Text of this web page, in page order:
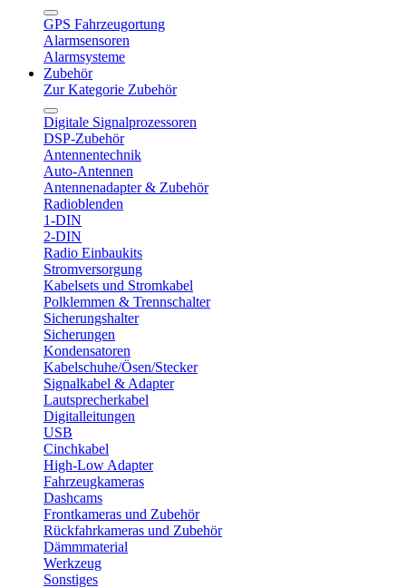
GPS Fahrzeugortung
Alarmsensoren
Alarmsysteme
Zubehör
Zur Kategorie Zubehör
Digitale Signalprozessoren
DSP-Zubehör
Antennentechnik
Auto-Antennen
Antennenadapter & Zubehör
Radioblenden
1-DIN
2-DIN
Radio Einbaukits
Stromversorgung
Kabelsets und Stromkabel
Polklemmen & Trennschalter
Sicherungshalter
Sicherungen
Kondensatoren
Kabelschuhe/Ösen/Stecker
Signalkabel & Adapter
Lautsprecherkabel
Digitalleitungen
USB
Cinchkabel
High-Low Adapter
Fahrzeugkameras
Dashcams
Frontkameras und Zubehör
Rückfahrkameras und Zubehör
Dämmmaterial
Werkzeug
Sonstiges